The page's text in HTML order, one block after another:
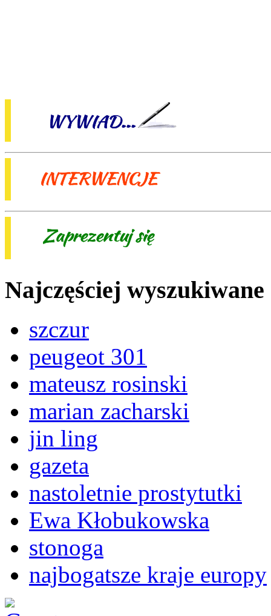
Najczęściej wyszukiwane
szczur
peugeot 301
mateusz rosinski
marian zacharski
jin ling
gazeta
nastoletnie prostytutki
Ewa Kłobukowska
stonoga
najbogatsze kraje europy